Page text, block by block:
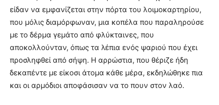
είδαν να εμφανίζεται στην πόρτα του λοιμοκαρτηρίου,
που μόλις διαμόρφωναν, μια κοπέλα που παραληρούσε
με το δέρμα γεμάτο από φλύκταινες, που
αποκολλούνταν, όπως τα λέπια ενός ψαριού που έχει
προσληφθεί από σήψη. Η αρρώστια, που θέριζε ήδη
δεκαπέντε με είκοσι άτομα κάθε μέρα, εκδηλώθηκε πια
και οι αρμόδιοι αποφάσισαν να το πουν στον λαό.